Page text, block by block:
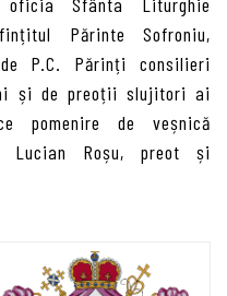
Părinte Sofroniu,
P.C. Părinți consilieri
și de preoții slujitori ai
pomenire de veșnică
Lucian Roșu, preot și